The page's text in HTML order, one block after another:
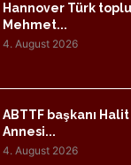
Hannover Türk
Mehmet...
4. August 2026
ABTTF başkanı
Annesi...
4. August 2026